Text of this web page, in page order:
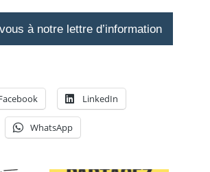
à notre lettre d’information
LinkedIn
WhatsApp